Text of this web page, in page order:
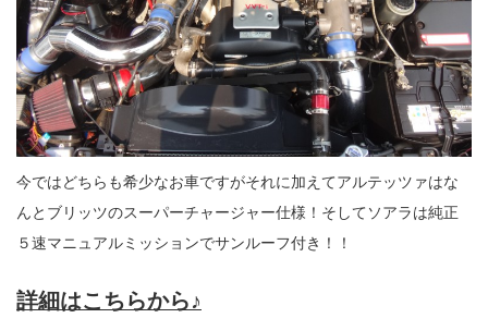
今ではどちらも希少なお車ですがそれに加えてアルテッツァはな
んとブリッツのスーパーチャージャー仕様！そしてソアラは純正
５速マニュアルミッションでサンルーフ付き！！
詳細はこちらから♪